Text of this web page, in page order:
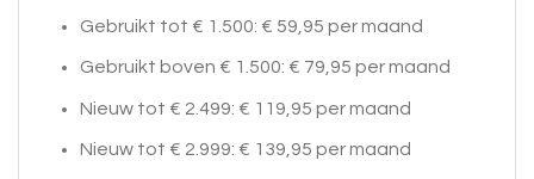
Gebruikt tot € 1.500: € 59,95 per maand
Gebruikt boven € 1.500: € 79,95 per maand
Nieuw tot € 2.499: € 119,95 per maand
Nieuw tot € 2.999: € 139,95 per maand